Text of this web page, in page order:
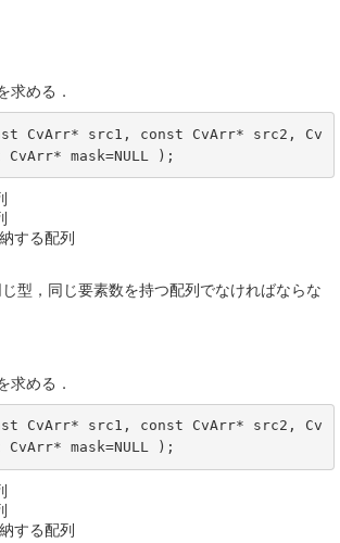
求める．
CvArr* src1, const CvArr* src2, Cv
mask=NULL );
する配列
型，同じ要素数を持つ配列でなければならな
求める．
CvArr* src1, const CvArr* src2, Cv
mask=NULL );
する配列